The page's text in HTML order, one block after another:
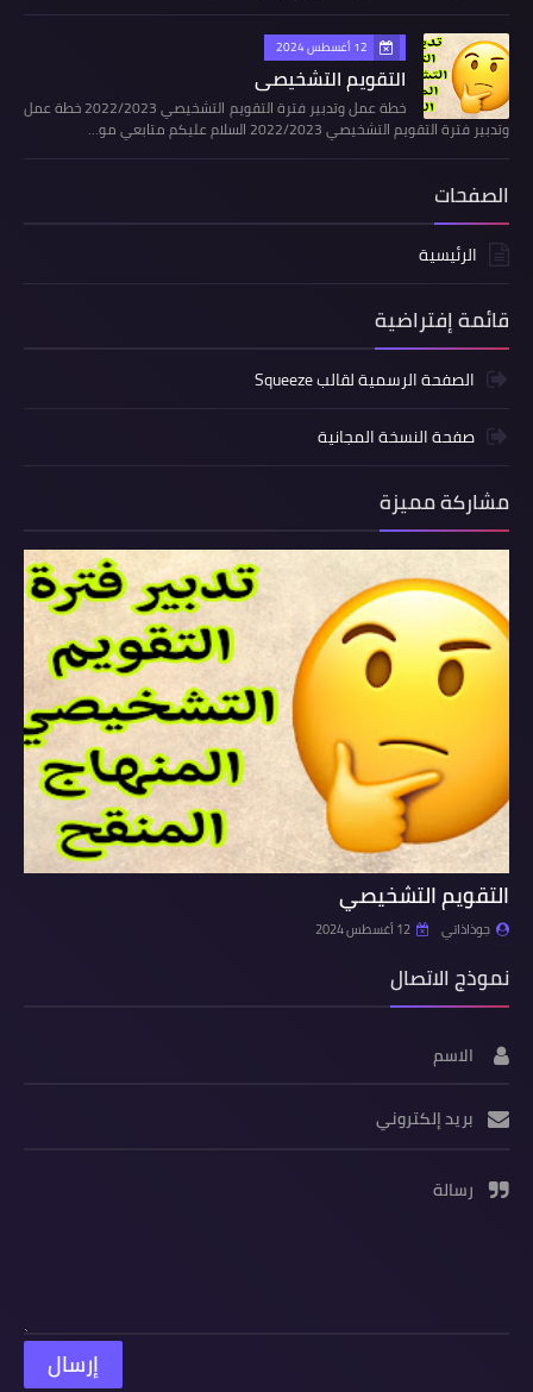
12 أغسطس 2024
التقويم التشخيصي
خطة عمل وتدبير فترة التقويم التشخيصي 2022/2023 خطة عمل
وتدبير فترة التقويم التشخيصي 2022/2023 السلام عليكم متابعي مو…
الصفحات
الرئيسية
قائمة إفتراضية
الصفحة الرسمية لقالب Squeeze
صفحة النسخة المجانية
مشاركة مميزة
التقويم التشخيصي
جوذاذاتي 12 أغسطس 2024
نموذج الاتصال
الاسم
بريد إلكتروني
رسالة